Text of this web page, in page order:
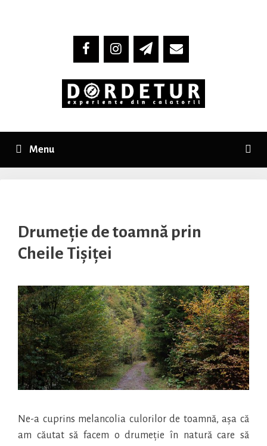
Menu
Drumeție de toamnă prin
Cheile Tișiței
Ne-a cuprins melancolia culorilor de toamnă, așa că
am căutat să facem o drumeție în natură care să